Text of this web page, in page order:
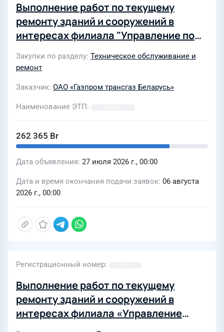
Выполнение работ по текущему
ремонту зданий и сооружений в
интересах филиала "Управление по
эксплуатации зданий и сооружений
ОАО "Газпром трансгаз Беларусь" в
Закупки по разделу Техническое обслуживание и
ремонт
Заказчик ОАО «Газпром трансгаз Беларусь»
Наименование ЭТП
262 365 Br
Дата объявления 27 июля 2026 г., 00:00
Дата и время окончания подачи заявок 06 августа
2026 г., 00:00
Регистрационный номер
Выполнение работ по текущему
ремонту зданий и сооружений в
интересах филиала «Управление